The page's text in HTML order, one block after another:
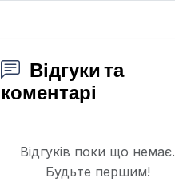
Відгуки та
коментарі
Відгуків поки що немає.
Будьте першим!